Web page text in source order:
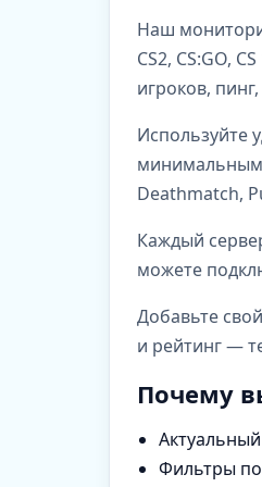
Наш
CS2, CS:GO,
игроков,
Используйте
минимальным
Deathmatch,
Каждый
можете
Добавьте
и рейтинг —
Почему
Фильтры